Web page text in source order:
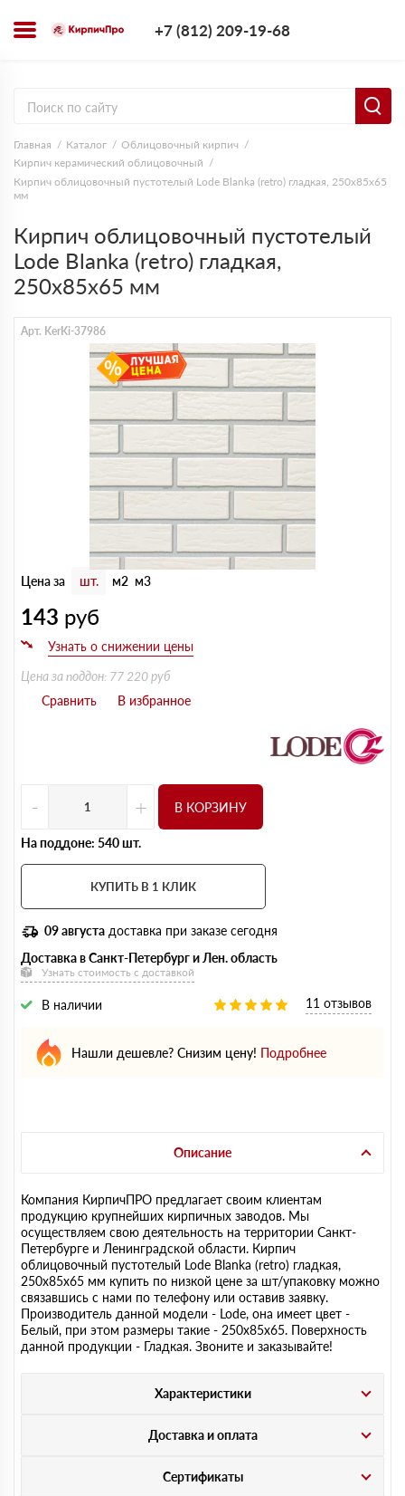
+7 (812) 209-19-68
Главная Каталог
Облицовочный кирпич
Кирпич керамический облицовочный
Кирпич облицовочный пустотелый Lode Blanka (retro) гладкая, 250х85х65
мм
Кирпич облицовочный пустотелый
Lode Blanka (retro) гладкая,
250х85х65 мм
Арт. KerKi-37986
Цена за шт. м2 м3
143 руб
Цена за поддон: 77 220 руб
- + В КОРЗИНУ
На поддоне: 540 шт.
КУПИТЬ В 1 КЛИК
09 августа доставка при заказе сегодня
Доставка в Санкт-Петербург и Лен. область
Узнать стоимость с доставкой
В наличии 11 отзывов
Нашли дешевле? Снизим цену! Подробнее
Описание
Компания КирпичПРО предлагает своим клиентам
продукцию крупнейших кирпичных заводов. Мы
осуществляем свою деятельность на территории Санкт-
Петербурге и Ленинградской области. Кирпич
облицовочный пустотелый Lode Blanka (retro) гладкая,
250х85х65 мм купить по низкой цене за шт/упаковку можно
связавшись с нами по телефону или оставив заявку.
Производитель данной модели - Lode, она имеет цвет -
Белый, при этом размеры такие - 250х85х65. Поверхность
данной продукции - Гладкая. Звоните и заказывайте!
Характеристики
Доставка и оплата
Сертификаты